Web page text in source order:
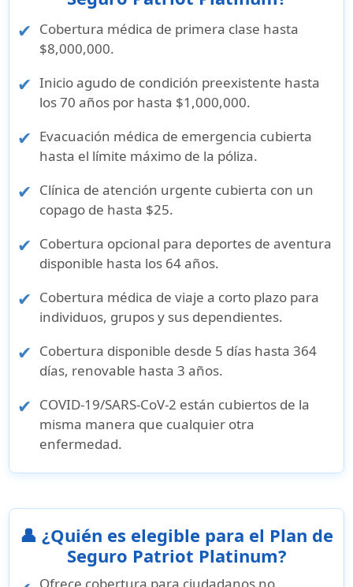
Cobertura médica de primera clase hasta
$8,000,000.
Inicio agudo de condición preexistente hasta
los 70 años por hasta $1,000,000.
Evacuación médica de emergencia cubierta
hasta el límite máximo de la póliza.
Clínica de atención urgente cubierta con un
copago de hasta $25.
Cobertura opcional para deportes de aventura
disponible hasta los 64 años.
Cobertura médica de viaje a corto plazo para
individuos, grupos y sus dependientes.
Cobertura disponible desde 5 días hasta 364
días, renovable hasta 3 años.
COVID-19/SARS-CoV-2 están cubiertos de la
misma manera que cualquier otra
enfermedad.
👤 ¿Quién es elegible para el Plan de
Seguro Patriot Platinum?